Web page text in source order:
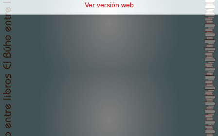
Ver versión web